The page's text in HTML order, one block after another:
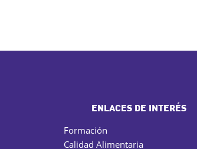
ENLACES DE INTERÉS
Formación
Calidad Alimentaria